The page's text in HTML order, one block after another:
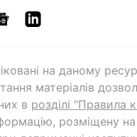
на даному
матеріалів
в розділі "Правила
розміщену